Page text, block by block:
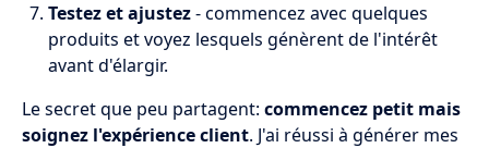
Testez et ajustez- commencez avec quelques
produits et voyez lesquels génèrent de l'intérêt
avant d'élargir.
Le secret que peu partagent: commencez petit mais
soignez l'expérience client. J'ai réussi à générer mes